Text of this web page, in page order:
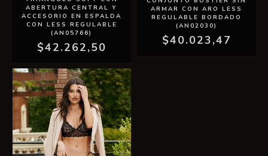
ABERTURA CENTRAL Y
ACCESORIO EN ESPALDA
CON LESS REGULABLE
(AN05766)
$42.262,50
ARMAR CON ARO LESS
REGULABLE BORDADO
(AN02030)
$40.023,47